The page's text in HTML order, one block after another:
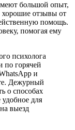
большой опыт,
отзывы от
помощь.
помогая ему
психолога
по горячей
и
Дежурный
о способах
для
выезд